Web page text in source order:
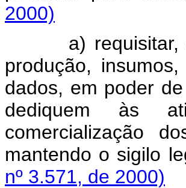
2000)
a)
produção,
dados, em poder
dediquem às
comercialização
mantendo o sigilo
nº 3.571, de 2000)